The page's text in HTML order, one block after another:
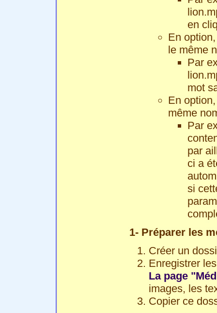
en
En
le même
Par
mot
En
même
Par
par
ci a
si
1- Préparer les
Créer un
Enregistrer
La page
images, les
Copier ce